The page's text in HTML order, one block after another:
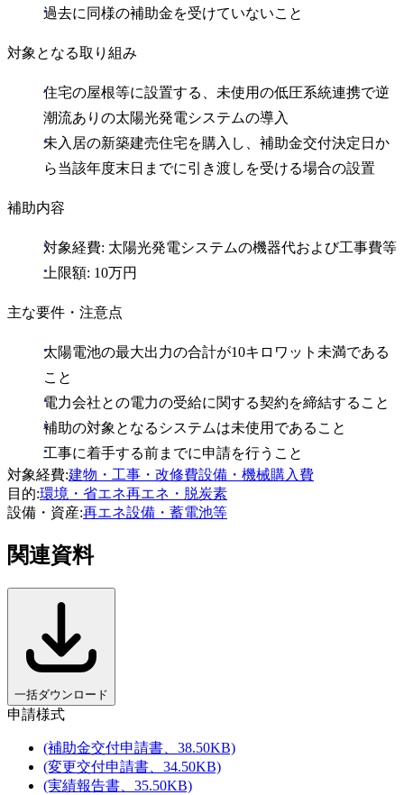
過去に同様の補助金を受けていないこと
対象となる取り組み
住宅の屋根等に設置する、未使用の低圧系統連携で逆
潮流ありの太陽光発電システムの導入
未入居の新築建売住宅を購入し、補助金交付決定日か
ら当該年度末日までに引き渡しを受ける場合の設置
補助内容
対象経費: 太陽光発電システムの機器代および工事費等
上限額: 10万円
主な要件・注意点
太陽電池の最大出力の合計が10キロワット未満である
こと
電力会社との電力の受給に関する契約を締結すること
補助の対象となるシステムは未使用であること
工事に着手する前までに申請を行うこと
対象経費:建物・工事・改修費設備・機械購入費
目的:環境・省エネ再エネ・脱炭素
設備・資産:再エネ設備・蓄電池等
関連資料
一括ダウンロード
申請様式
(補助金交付申請書、38.50KB)
(変更交付申請書、34.50KB)
(実績報告書、35.50KB)